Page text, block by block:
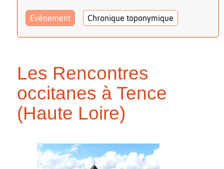
Evénement Chronique toponymique
Les Rencontres
occitanes à Tence
(Haute Loire)